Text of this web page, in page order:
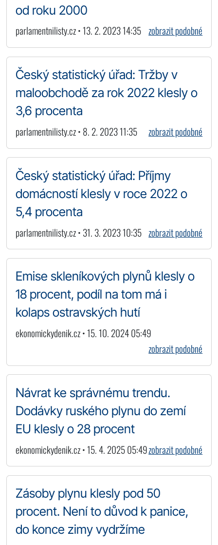
od roku 2000
parlamentnilisty.cz • 13. 2. 2023 14:35 zobrazit podobné
Český statistický úřad: Tržby v
maloobchodě za rok 2022 klesly o
3,6 procenta
parlamentnilisty.cz • 8. 2. 2023 11:35 zobrazit podobné
Český statistický úřad: Příjmy
domácností klesly v roce 2022 o
5,4 procenta
parlamentnilisty.cz • 31. 3. 2023 10:35 zobrazit podobné
Emise skleníkových plynů klesly o
18 procent, podíl na tom má i
kolaps ostravských hutí
ekonomickydenik.cz • 15. 10. 2024 05:49
zobrazit podobné
Návrat ke správnému trendu.
Dodávky ruského plynu do zemí
EU klesly o 28 procent
ekonomickydenik.cz • 15. 4. 2025 05:49zobrazit podobné
Zásoby plynu klesly pod 50
procent. Není to důvod k panice,
do konce zimy vydržíme